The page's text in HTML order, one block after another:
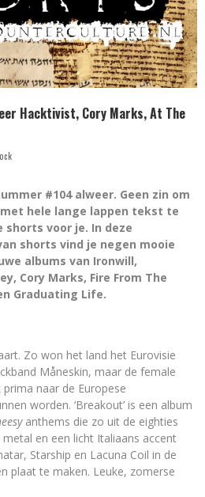
Hacktivist, Cory Marks, At The
#104 alweer. Geen zin om
hele lange lappen tekst te
shorts voor je. In deze
shorts vind je negen mooie
albums van Ironwill,
Cory Marks, Fire From The
Graduating Life.
Zo won het land het Eurovisie
Måneskin, maar de female
naar de Europese
worden. ‘Breakout’ is een album
anthems die zo uit de eighties
en een licht Italiaans accent
Starship en Lacuna Coil in de
plaat te maken. Leuke, zomerse